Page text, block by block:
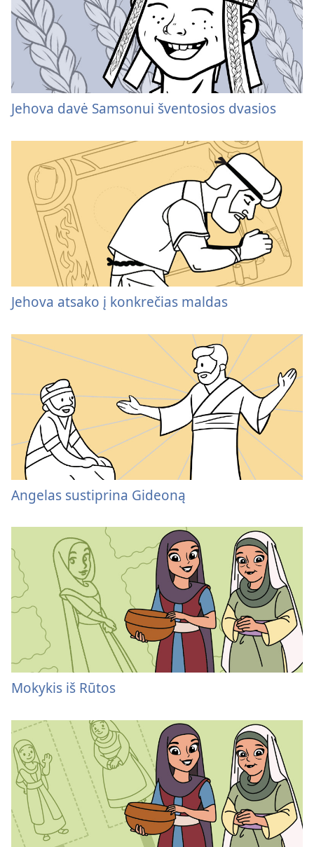
Jehova davė Samsonui šventosios dvasios
Jehova atsako į konkrečias maldas
Angelas sustiprina Gideoną
Mokykis iš Rūtos